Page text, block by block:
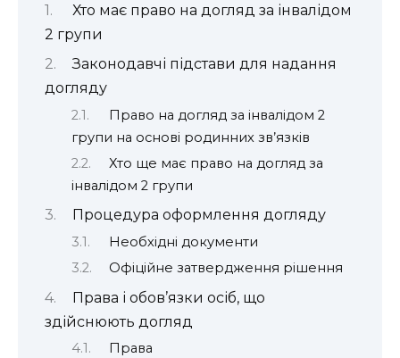
Хто має право на догляд за інвалідом
2 групи
Законодавчі підстави для надання
догляду
Право на догляд за інвалідом 2
групи на основі родинних зв’язків
Хто ще має право на догляд за
інвалідом 2 групи
Процедура оформлення догляду
Необхідні документи
Офіційне затвердження рішення
Права і обов’язки осіб, що
здійснюють догляд
Права